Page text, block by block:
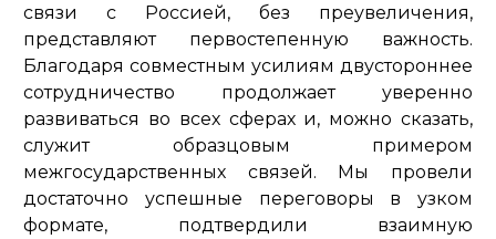
связи с Россией, без преувеличения,
представляют первостепенную важность.
Благодаря совместным усилиям двустороннее
сотрудничество продолжает уверенно
развиваться во всех сферах и, можно сказать,
служит образцовым примером
межгосударственных связей. Мы провели
достаточно успешные переговоры в узком
формате, подтвердили взаимную